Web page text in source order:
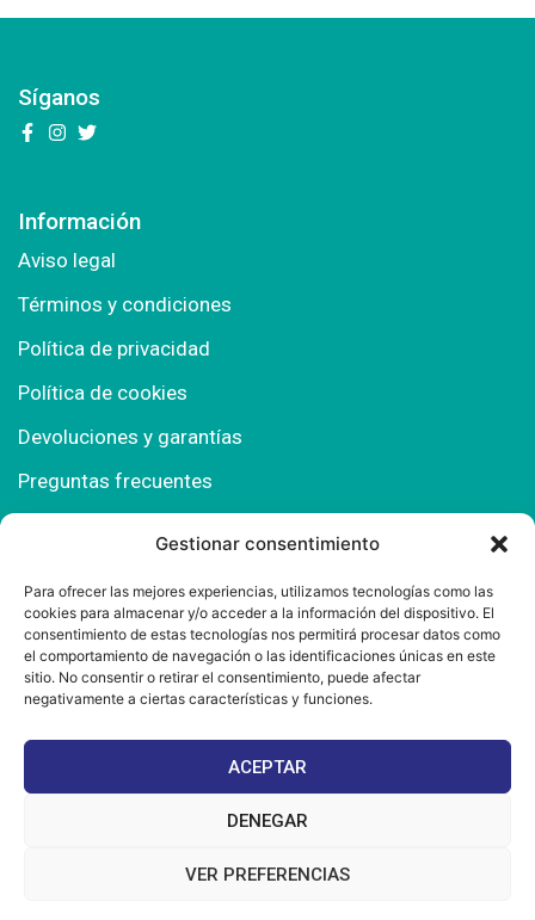
Gestionar consentimiento
Para ofrecer las mejores experiencias, utilizamos tecnologías como las
cookies para almacenar y/o acceder a la información del dispositivo. El
consentimiento de estas tecnologías nos permitirá procesar datos como
el comportamiento de navegación o las identificaciones únicas en este
sitio. No consentir o retirar el consentimiento, puede afectar
negativamente a ciertas características y funciones.
ACEPTAR
DENEGAR
VER PREFERENCIAS
Síganos
Información
Aviso legal
Términos y condiciones
Política de privacidad
Política de cookies
Devoluciones y garantías
Preguntas frecuentes
Polígono Comercial Urbisur (Cita previa) 11130
Chiclana de la Fra. (Cádiz)
667 457 908
info@mantonesdelsur.com
mantonesdelsur@gmail.com